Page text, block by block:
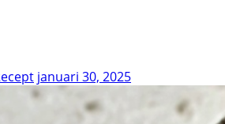
januari 30, 2025